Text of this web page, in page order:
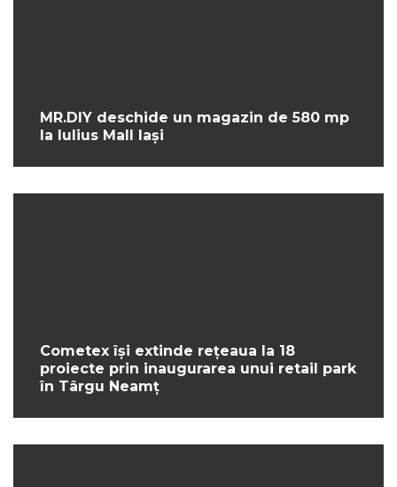
MR.DIY deschide un magazin de 580 mp
la Iulius Mall Iași
Cometex își extinde rețeaua la 18
proiecte prin inaugurarea unui retail park
în Târgu Neamț